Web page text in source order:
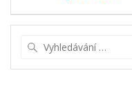
příspěvek